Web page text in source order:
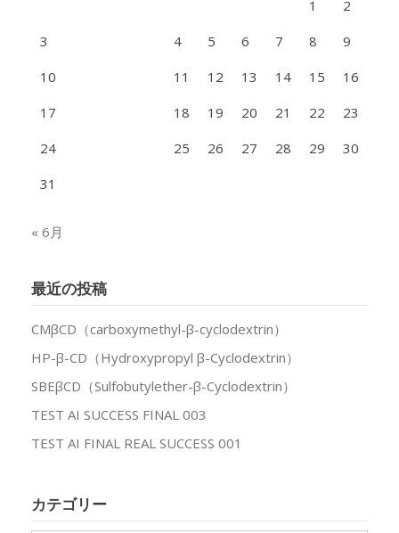
1
2
3
4 5 6 7 8
9
10
11 12 13 14 15
16
17
18 19 20 21 22
23
24
25 26 27 28 29
30
31
« 6月
最近の投稿
CMβCD（carboxymethyl-β-cyclodextrin）
HP-β-CD（Hydroxypropyl β-Cyclodextrin）
SBEβCD（Sulfobutylether-β-Cyclodextrin）
TEST AI SUCCESS FINAL 003
TEST AI FINAL REAL SUCCESS 001
カテゴリー